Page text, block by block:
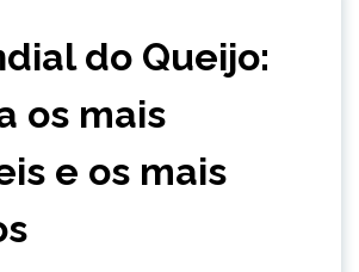
do Queijo:
os mais
e os mais